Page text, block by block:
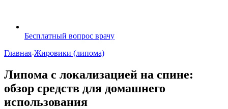
Бесплатный вопрос врачу
Главная-Жировики (липома)
Липома с локализацией на спине:
обзор средств для домашнего
использования